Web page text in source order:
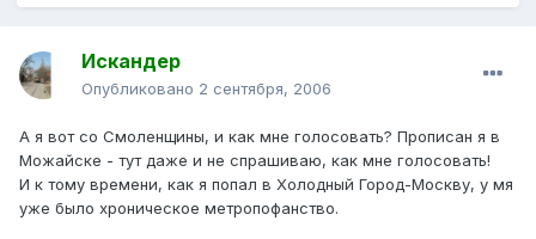
Искандер
Опубликовано 2 сентября, 2006
А я вот со Смоленщины, и как мне голосовать? Прописан я в
Можайске - тут даже и не спрашиваю, как мне голосовать!
И к тому времени, как я попал в Холодный Город-Москву, у мя
уже было хроническое метропофанство.